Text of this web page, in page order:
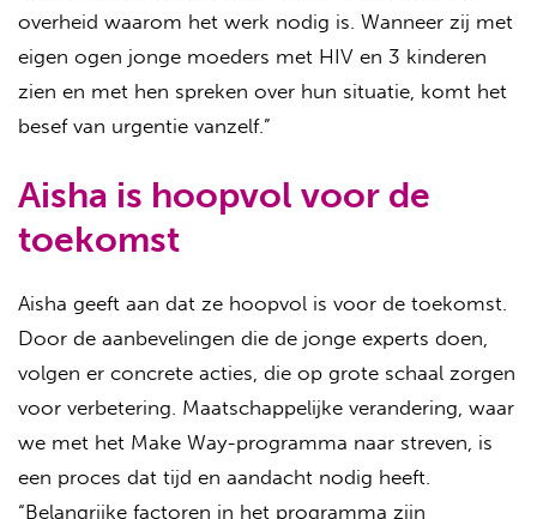
overheid waarom het werk nodig is. Wanneer zij met
eigen ogen jonge moeders met HIV en 3 kinderen
zien en met hen spreken over hun situatie, komt het
besef van urgentie vanzelf.”
Aisha is hoopvol voor de
toekomst
Aisha geeft aan dat ze hoopvol is voor de toekomst.
Door de aanbevelingen die de jonge experts doen,
volgen er concrete acties dieop grote schaal zorgen
voor verbetering. Maatschappelijke verandering, waar
we met het Make Way-programma naar streven, is
een proces dat tijd en aandacht nodig heeft.
“Belangrijke factoren in het programma zijn